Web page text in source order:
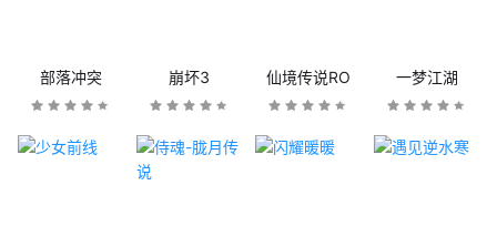
部落冲突 崩坏3 仙境传说RO 一梦江湖